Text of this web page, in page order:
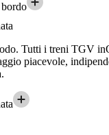
Tutti i treni TGV
piacevole,